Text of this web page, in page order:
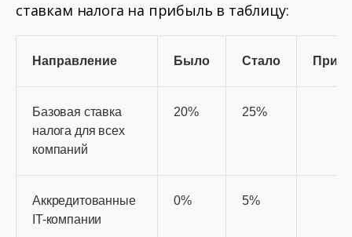
ставкам налога на прибыль в таблицу:
Направление Было Стало
Базовая ставка
налога для всех
компаний
20% 25%
Аккредитованные
IT-компании
0% 5%